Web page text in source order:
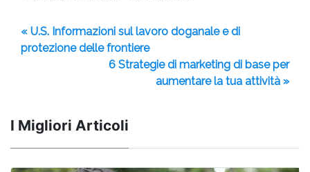
« U.S. Informazioni sul lavoro doganale e di
protezione delle frontiere
6 Strategie di marketing di base per
aumentare la tua attività »
I Migliori Articoli